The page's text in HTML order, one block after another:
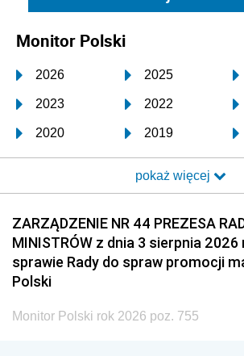
Monitor Polski
2026 2025
2023 2022
2020 2019
2017 2016
2014 2013
2011 2010
2008 2007
2005
pokaż więcej
ZARZĄDZENIE NR 44 PREZESA
MINISTRÓW z dnia 3 sierpnia 2026
sprawie Rady do spraw promocji
Polski
Monitor Polski rok 2026 poz. 755